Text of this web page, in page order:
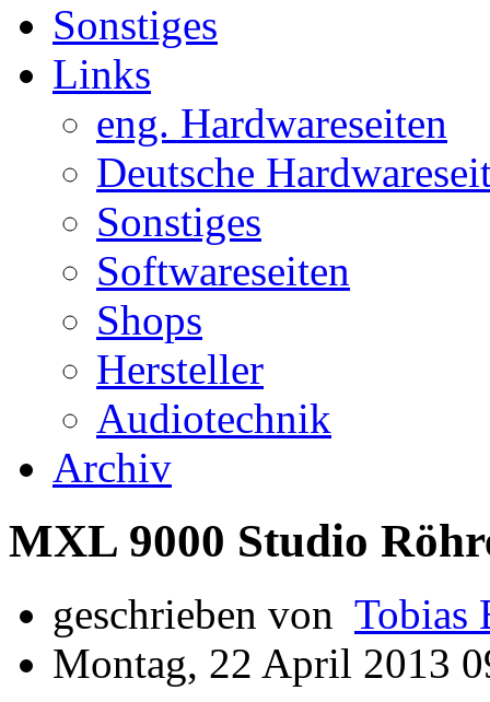
Sonstiges
Links
eng. Hardwareseiten
Deutsche
Sonstiges
Softwareseiten
Shops
Hersteller
Audiotechnik
Archiv
MXL 9000 Studio
geschrieben von Tobias
Montag, 22 April 2013